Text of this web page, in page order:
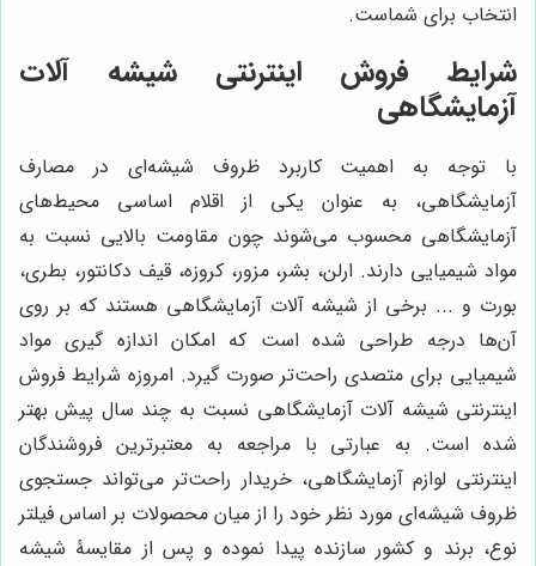
انتخاب برای شماست.
شرایط فروش اینترنتی شیشه آلات
آزمایشگاهی
با توجه به اهمیت کاربرد ظروف شیشه‌ای در مصارف
آزمایشگاهی، به عنوان یکی از اقلام اساسی محیط‌های
آزمایشگاهی محسوب می‌شوند چون مقاومت بالایی نسبت به
مواد شیمیایی دارند. ارلن، بشر، مزور، کروزه، قیف دکانتور، بطری،
بورت و ... برخی از شیشه آلات آزمایشگاهی هستند که بر روی
آن‌ها درجه طراحی شده است که امکان اندازه گیری مواد
شیمیایی برای متصدی راحت‌تر صورت گیرد. امروزه شرایط فروش
اینترنتی شیشه آلات آزمایشگاهی نسبت به چند سال پیش بهتر
شده است. به عبارتی با مراجعه به معتبرترین فروشندگان
اینترنتی لوازم آزمایشگاهی، خریدار راحت‌تر می‌تواند جستجوی
ظروف شیشه‌ای مورد نظر خود را از میان محصولات بر اساس فیلتر
نوع، برند و کشور سازنده پیدا نموده و پس از مقایسۀ شیشه